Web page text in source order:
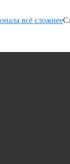
всё сложнее